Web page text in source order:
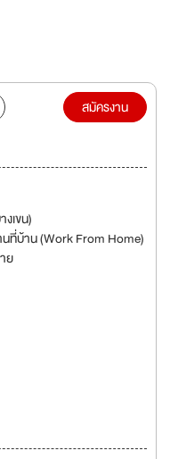
สมัครงาน
เขน)
นที่บ้าน (Work From Home)
ย